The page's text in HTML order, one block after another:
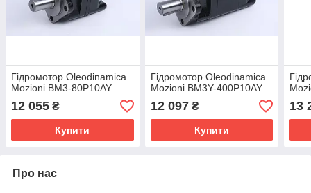
Гідромотор Oleodinamica
Mozioni BM3-80P10AY
12 055 ₴
Купити
Гідромотор Oleodinamica
Mozioni BM3Y-400P10AY
12 097₴
Купити
13
Про нас